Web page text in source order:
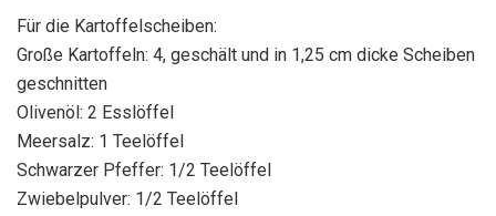
Für die Kartoffelscheiben:
Große Kartoffeln: 4, geschält und in 1,25 cm dicke Scheiben
geschnitten
Olivenöl: 2 Esslöffel
Meersalz: 1 Teelöffel
Schwarzer Pfeffer: 1/2 Teelöffel
Zwiebelpulver: 1/2 Teelöffel